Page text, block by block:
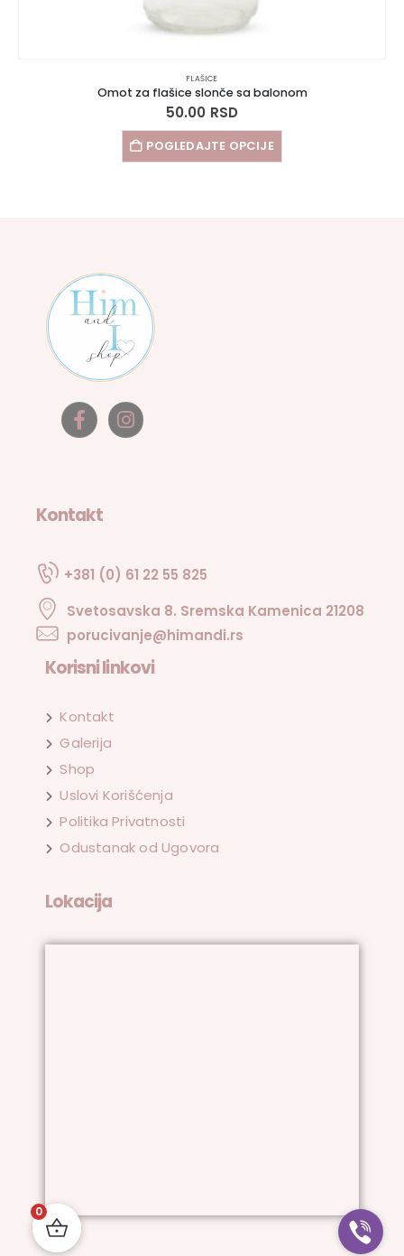
FLAŠICE
Omot za flašice slonče sa balonom
50.00 RSD
POGLEDAJTE OPCIJE
Kontakt
+381 (0) 61 22 55 825
Svetosavska 8. Sremska Kamenica 21208
porucivanje@himandi.rs
Korisni linkovi
Kontakt
Galerija
Shop
Uslovi Korišćenja
Politika Privatnosti
Odustanak od Ugovora
Lokacija
0